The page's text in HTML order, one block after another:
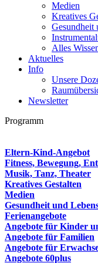
Medien
Kreatives
Gesundheit
Alles
Aktuelles
Info
Unsere
Newsletter
Programm
Eltern-Kind-Angebot
Fitness, Bewegung,
Musik, Tanz, Theater
Kreatives Gestalten
Medien
Gesundheit und
Ferienangebote
Angebote für Kinder
Angebote für Familien
Angebote für
Angebote 60plus